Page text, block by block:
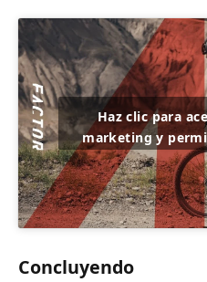
Haz clic para
marketing y
Concluyendo